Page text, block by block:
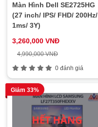
Màn Hình Dell SE2725HG
(27 inch/ IPS/ FHD/ 200Hz/
1ms/ 3Y)
3,260,000 VNĐ
4,990,000 VNĐ
0 đánh giá
Giảm 33%